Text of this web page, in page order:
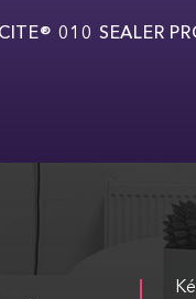
010 SEALER PRO